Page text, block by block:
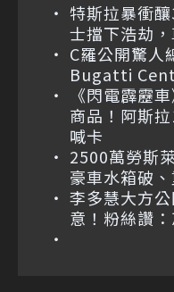
特斯拉暴衝
士擋下浩劫
C羅公開驚人
Bugatti
《閃電霹靂
商品！阿斯
喊卡
2500萬勞斯
豪車水箱破
李多慧大方
意！粉絲讚